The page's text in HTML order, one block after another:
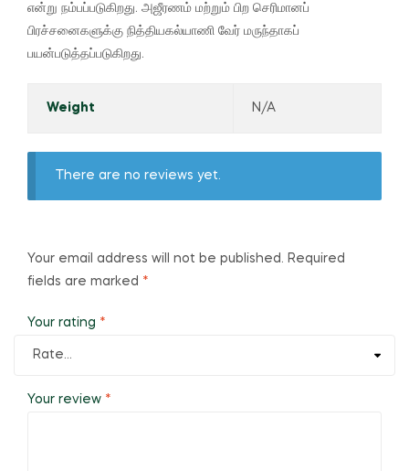
என்று நம்பப்படுகிறது. அஜீரணம் மற்றும் பிற செரிமானப்
பிரச்சனைகளுக்கு நித்தியகல்யாணி வேர் மருந்தாகப்
பயன்படுத்தப்படுகிறது.
Weight N/A
There are no reviews yet.
Your email address will not be published. Required
fields are marked *
Your rating *
Your review *